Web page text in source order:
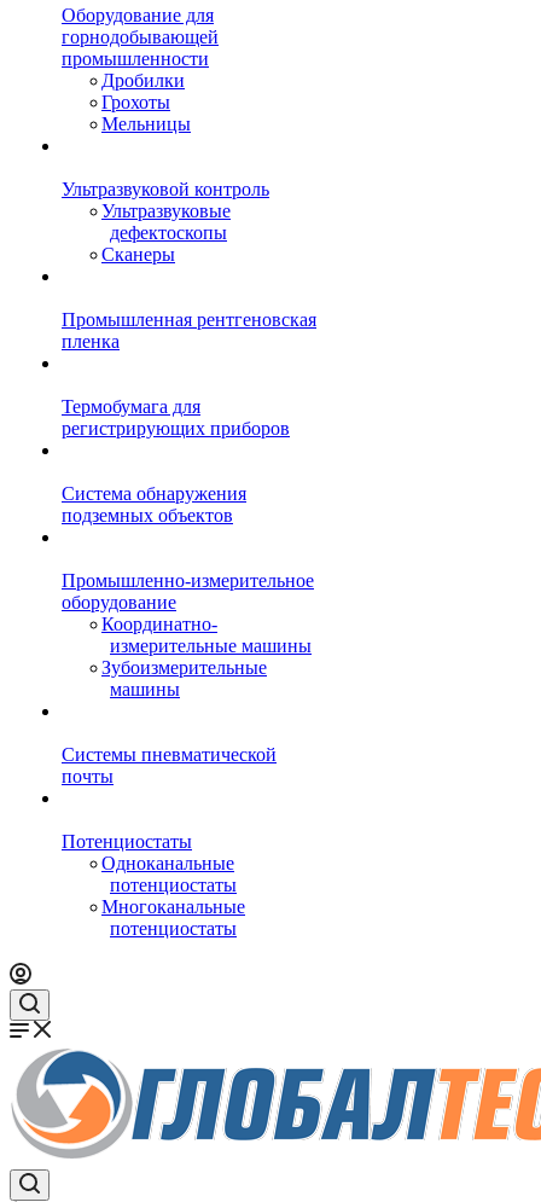
Оборудование для
горнодобывающей
промышленности
Дробилки
Грохоты
Мельницы
Ультразвуковой контроль
Ультразвуковые
дефектоскопы
Сканеры
Промышленная рентгеновская
пленка
Термобумага для
регистрирующих приборов
Система обнаружения
подземных объектов
Промышленно-измерительное
оборудование
Координатно-
измерительные машины
Зубоизмерительные
машины
Системы пневматической
почты
Потенциостаты
Одноканальные
потенциостаты
Многоканальные
потенциостаты